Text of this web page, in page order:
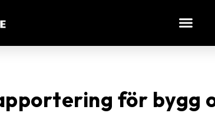
för bygg